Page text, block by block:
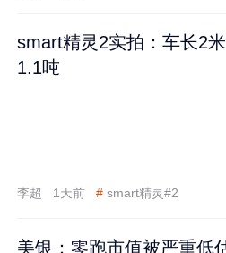
smart精灵2实拍：车长2
1.1吨
李超 1天前 # smart精灵#2
美银：零跑市值被严重低